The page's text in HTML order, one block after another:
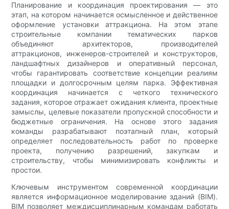
Планирование и координация проектирования — это
этап, на котором начинается осмысленное и действенное
оформление установки аттракциона. На этом этапе
строительные компании тематических парков
объединяют архитекторов, производителей
аттракционов, инженеров-строителей и конструкторов,
ландшафтных дизайнеров и оперативный персонал,
чтобы гарантировать соответствие концепции реалиям
площадки и долгосрочным целям парка. Эффективная
координация начинается с четкого технического
задания, которое отражает ожидания клиента, проектные
замыслы, целевые показатели пропускной способности и
бюджетные ограничения. На основе этого задания
команды разрабатывают поэтапный план, который
определяет последовательность работ по проверке
проекта, получению разрешений, закупкам и
строительству, чтобы минимизировать конфликты и
простои.
Ключевым инструментом современной координации
является информационное моделирование зданий (BIM).
BIM позволяет междисциплинарным командам работать